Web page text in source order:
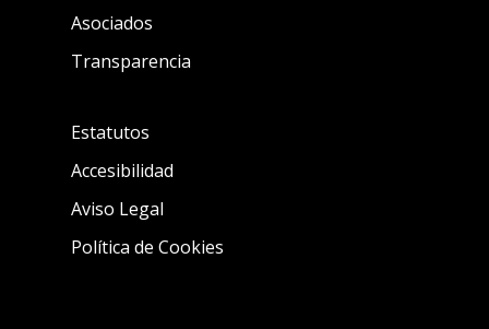
Asociados
Transparencia
Estatutos
Accesibilidad
Aviso Legal
Política de Cookies